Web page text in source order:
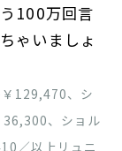
100万回言
ゃいましょ
129,470、シ
、ショル
／以上リュニ